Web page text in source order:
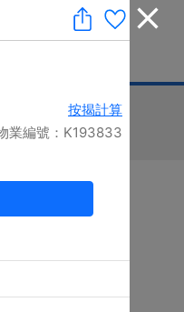
| ENG
排序
個 / 有相：5799 個